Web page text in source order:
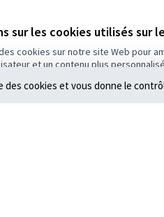
sur les cookies utilisés sur
cookies sur notre site Web pour
et un contenu plus
des cookies et vous donne le